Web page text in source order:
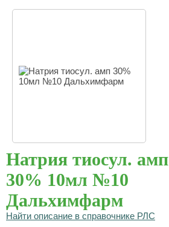
Натрия тиосул. амп
30% 10мл №10
Дальхимфарм
Найти описание в справочнике РЛС